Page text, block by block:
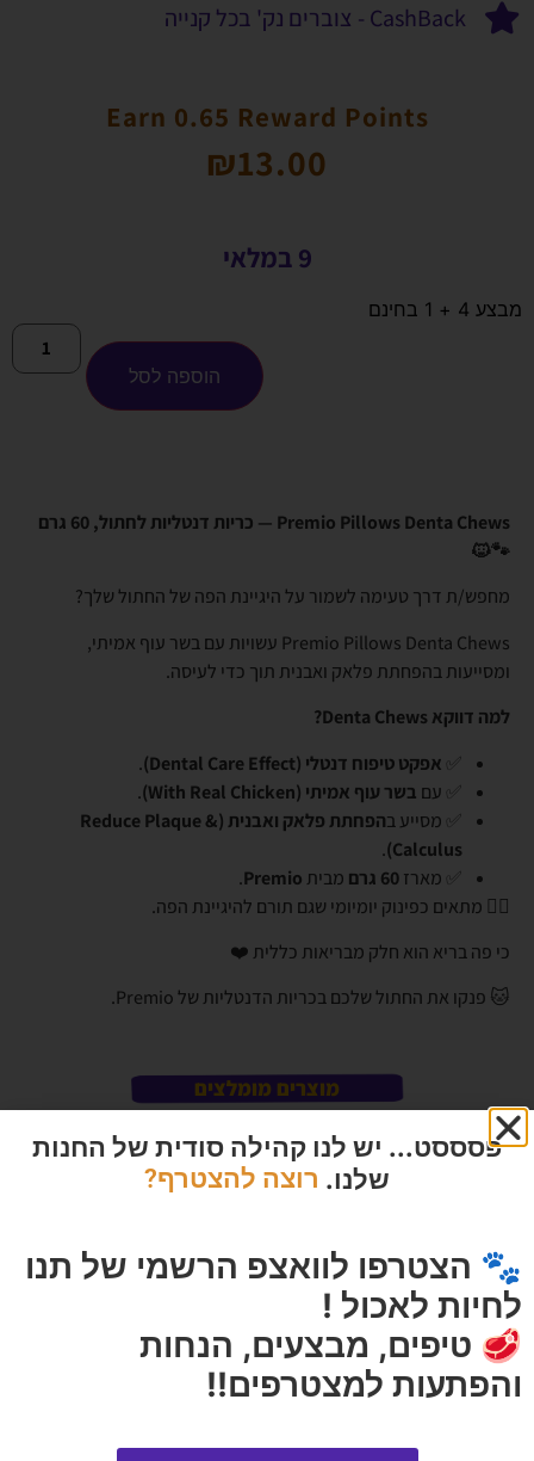
CashBack - צוברים נק' בכל קנייה
Earn 0.65 Reward Points
₪13.00
9 במלאי
מבצע 4 + 1 בחינם
הוספה לסל
Premio Pillows Denta Chews — כריות דנטליות לחתול, 60 גרם
🐾🐱
מחפש/ת דרך טעימה לשמור על היגיינת הפה של החתול שלך?
Premio Pillows Denta Chews עשויות עם בשר עוף אמיתי,
ומסייעות בהפחתת פלאק ואבנית תוך כדי לעיסה.
למה דווקא Denta Chews?
אפקט טיפוח דנטלי (Dental Care Effect)
.
✅ עם בשר עוף אמיתי (With Real Chicken)
.
✅ מסייע ב
הפחתת פלאק ואבנית (Reduce Plaque &
Calculus)
.
✅ מארז60 גרם מבית Premio
.
👈🏼 מתאים כפינוק יומיומי שגם תורם להיגיינת הפה.
כי פה בריא הוא חלק מבריאות כללית ❤️
🐱 פנקו את החתול שלכם בכריות הדנטליות של Premio.
מוצרים מומלצים
הרוויחו 1.75 נקודות ⭐
פסססט... יש לנו קהילה סודית של החנות
שלנו. רוצה להצטרף?
🐾 הצטרפו לוואצפ הרשמי של תנו
לחיות לאכול !
🥩 טיפים, מבצעים, הנחות
והפתעות למצטרפים!!